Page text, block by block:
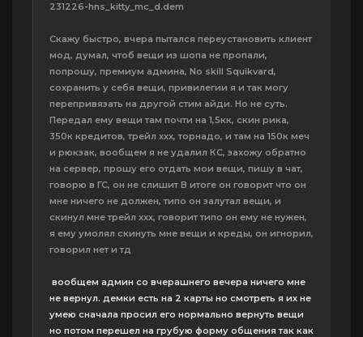
231226-hns_kitty_mc_d.dem
Скажу быстро, вчера пытался переустановить клиент
мод, думал, чтоб вещи из шопа не пропали,
попрошу, премиум админа, No skill Squikvard,
сохранить у себя вещи, привилегии я и так могу
перепривязать на другой стим айди. Но не суть.
Передал ему вещи там почти на 1,5кк, скин рика,
350к кредитов, трейл ххх, торнадо, и там на 150к меч
и рюкзак, вообщем я не удалил КС, захожу обратно
на сервер, прошу его отдать мои вещи, пишу в чат,
говорю в ГС, он не слишит В итоге он говорит что он
мне ничего не должен, типо он залутал вещи, и
скинул мне трейл ххх, говорит типо он ему не нужен,
я ему умолял скинуть мне вещи и креды, он игнорил,
говорил нет и тд
вообщем админ со вчерашнего вечера ничего мне
не вернул. демки есть на 2 карты но смотреть я их не
умею сначала просил его нормально вернуть вещи
но потом перешел на грубую форму общения так как